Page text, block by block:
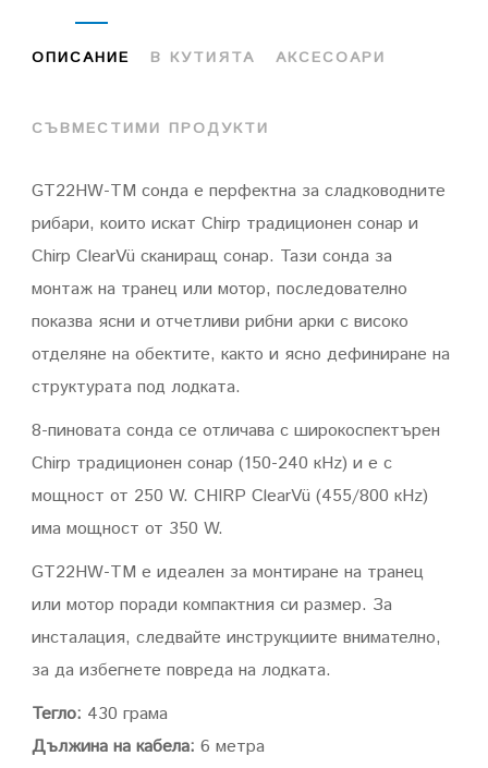
ОПИСАНИЕ В КУТИЯТА АКСЕСОАРИ
СЪВМЕСТИМИ ПРОДУКТИ
GT22HW-TM сонда е перфектна за сладководните
рибари, които искат Chirp традиционен сонар и
Chirp ClearVü сканиращ сонар. Тази сонда за
монтаж на транец или мотор, последователно
показва ясни и отчетливи рибни арки с високо
отделяне на обектите, както и ясно дефиниране на
структурата под лодката.
8-пиновата сонда се отличава с широкоспектърен
Chirp традиционен сонар (150-240 кHz) и е с
мощност от 250 W. CHIRP ClearVü (455/800 кHz)
има мощност от 350 W.
GT22HW-TM е идеален за монтиране на транец
или мотор поради компактния си размер. За
инсталация, следвайте инструкциите внимателно,
за да избегнете повреда на лодката.
Тегло: 430 грама
Дължина на кабела: 6 метра